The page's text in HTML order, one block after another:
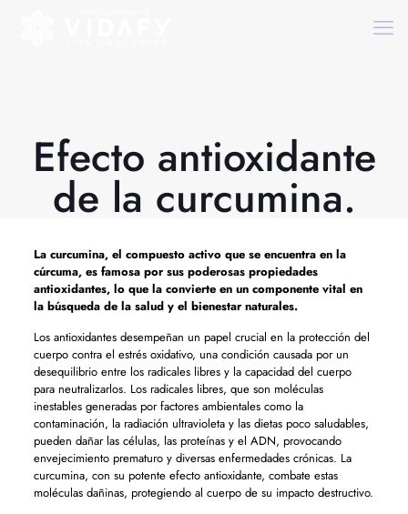
Efecto antioxidante
de la curcumina.
La curcumina, el compuesto activo que se encuentra en la
cúrcuma, es famosa por sus poderosas propiedades
antioxidantes, lo que la convierte en un componente vital en
la búsqueda de la salud y el bienestar naturales.
Los antioxidantes desempeñan un papel crucial en la protección del
cuerpo contra el estrés oxidativo, una condición causada por un
desequilibrio entre los radicales libres y la capacidad del cuerpo
para neutralizarlos. Los radicales libres, que son moléculas
inestables generadas por factores ambientales como la
contaminación, la radiación ultravioleta y las dietas poco saludables,
pueden dañar las células, las proteínas y el ADN, provocando
envejecimiento prematuro y diversas enfermedades crónicas. La
curcumina, con su potente efecto antioxidante, combate estas
moléculas dañinas, protegiendo al cuerpo de su impacto destructivo.